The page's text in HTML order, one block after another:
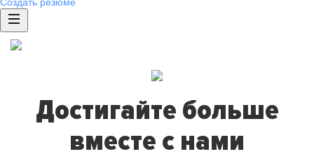
Достигайте больше
вместе с нами